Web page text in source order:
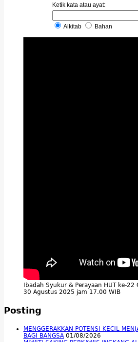
Ketik kata atau ayat:
Alkitab Bahan
Ibadah Syukur & Perayaan HUT ke-22
30 Agustus 2025 jam 17.00 WIB
Posting
MENGGERAKKAN POTENSI KECIL
BAGI BANGSA 01/08/2026